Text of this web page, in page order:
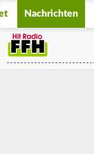
Nachrichten